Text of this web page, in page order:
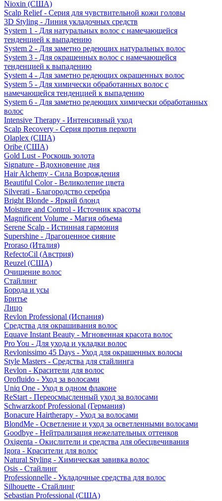
Nioxin (США)
Scalp Relief - Серия для чувствительной кожи головы
3D Styling - Линия укладочных средств
System 1 - Для натуральных волос с намечающейся
тенденцией к выпадению
System 2 - Для заметно редеющих натуральных волос
System 3 - Для окрашенных волос с намечающейся
тенденцией к выпадению
System 4 - Для заметно редеющих окрашенных волос
System 5 - Для химически обработанных волос с
намечающейся тенденцией к выпадению
System 6 - Для заметно редеющих химически обработанных
волос
Intensive Therapy - Интенсивный уход
Scalp Recovery - Серия против перхоти
Olaplex (США)
Oribe (США)
Gold Lust - Роскошь золота
Signature - Вдохновение дня
Hair Alchemy - Сила Возрождения
Beautiful Color - Великолепие цвета
Silverati - Благородство серебра
Bright Blonde - Яркий блонд
Moisture and Control - Источник красоты
Magnificent Volume - Магия объема
Serene Scalp - Истинная гармония
Supershine - Драгоценное сияние
Proraso (Италия)
RefectoCil (Австрия)
Reuzel (США)
Очищение волос
Стайлинг
Борода и усы
Бритье
Лицо
Revlon Professional (Испания)
Средства для окрашивания волос
Equave Instant Beauty - Мгновенная красота волос
Pro You - Для ухода и укладки волос
Revlonissimo 45 Days - Уход для окрашенных волосы
Style Masters - Средства для стайлинга
Revlon - Красители для волос
Orofluido - Уход за волосами
Uniq One - Уход в одном флаконе
ReStart - Переосмысленный уход за волосами
Schwarzkopf Professional (Германия)
Bonacure Hairtherapy - Уход за волосами
BlondMe - Осветление и уход за осветленными волосами
Goodbye - Нейтрализация нежелательных оттенков
Oxigenta - Окислители и средства для обесцвечивания
Igora - Красители для волос
Natural Styling - Химическая завивка волос
Osis - Стайлинг
Professionnelle - Укладочные средства для волос
Silhouette - Стайлинг
Sebastian Professional (США)